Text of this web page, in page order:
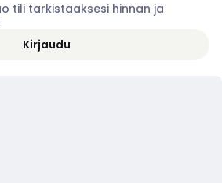
tili tarkistaaksesi hinnan ja
Kirjaudu